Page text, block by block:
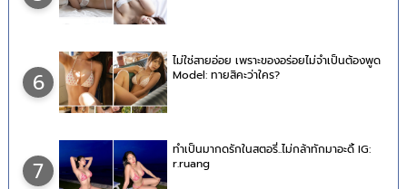
6
ไม่ใช่สายอ่อย เพราะของอร่อยไม่จำเป็นต้องพูด
Model: ทายสิคะว่าใคร?
7
ทำเป็นมากดรักในสตอรี่..ไม่กล้าทักมาอะดิ้ IG:
r.ruang